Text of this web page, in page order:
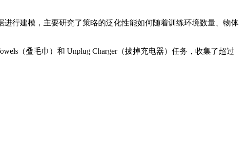
行建模，主要研究了策略的泛化性能如何随着训练环境数量、物体
（叠毛巾）和 Unplug Charger（拔掉充电器）任务，收集了超过